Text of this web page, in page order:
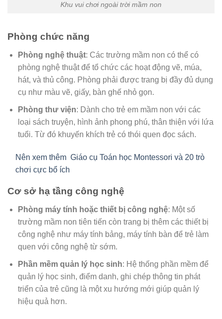
Khu vui chơi ngoài trời mầm non
Phòng chức năng
Phòng nghệ thuật: Các trường mầm non có thể có
phòng nghệ thuật để tổ chức các hoạt động vẽ, múa,
hát, và thủ công. Phòng phải được trang bị đầy đủ dụng
cụ như màu vẽ, giấy, bàn ghế nhỏ gọn.
Phòng thư viện: Dành cho trẻ em mầm non với các
loại sách truyện, hình ảnh phong phú, thân thiện với lứa
tuổi. Từ đó khuyến khích trẻ có thói quen đọc sách.
Nên xem thêm Giáo cụ Toán học Montessori và 20 trò
chơi cực bổ ích
Cơ sở hạ tầng công nghệ
Phòng máy tính hoặc thiết bị công nghệ: Một số
trường mầm non tiên tiến còn trang bị thêm các thiết bị
công nghệ như máy tính bảng, máy tính bàn để trẻ làm
quen với công nghệ từ sớm.
Phần mềm quản lý học sinh: Hệ thống phần mềm để
quản lý học sinh, điểm danh, ghi chép thông tin phát
triển của trẻ cũng là một xu hướng mới giúp quản lý
hiệu quả hơn.